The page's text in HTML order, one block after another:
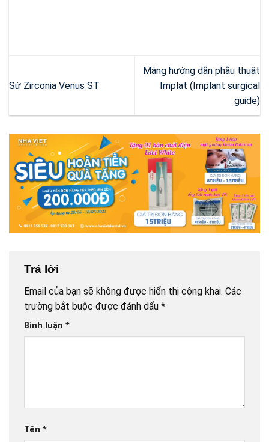
Sứ Zirconia Venus ST
Máng hướng dẫn phẫu thuật
Implat (Implant surgical
guide)
Trả lời
Email của bạn sẽ không được hiển thị công khai. Các
trường bắt buộc được đánh dấu *
Bình luận *
Tên *